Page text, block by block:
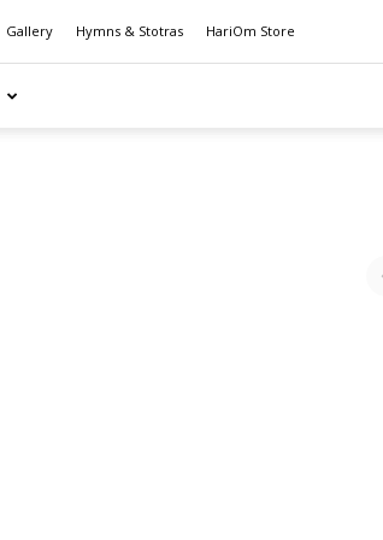
Gallery Hymns & Stotras HariOm Store